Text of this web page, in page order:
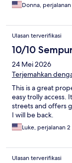
favorite local
Donna,
Ulasan terverifikasi
10/10
24 Mei 2026
Terjemahkan
This is a great
easy trolly access.
streets and offers
I will be back.
Luke, perjalanan
Ulasan terverifikasi